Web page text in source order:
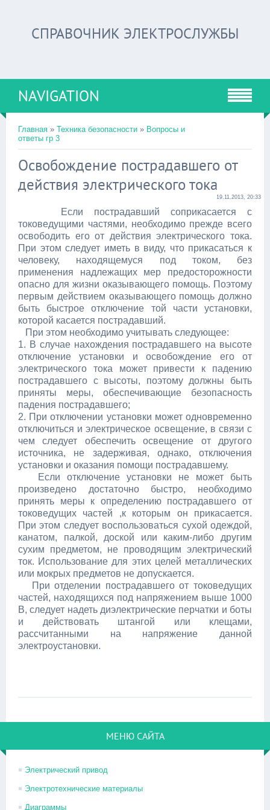
СПРАВОЧНИК ЭЛЕКТРОСЛУЖБЫ
NAVIGATION
Главная » Техника безопасности » Вопросы и
ответы гр 3
Освобождение пострадавшего от
действия электрического тока
19.11.2013, 20:33
Если пострадавший соприкасается с
токоведущими частями, необходимо прежде всего
освободить его от действия электрического тока.
При этом следует иметь в виду, что прикасаться к
человеку, находящемуся под током, без
применения надлежащих мер предосторожности
опасно для жизни оказывающего помощь. Поэтому
первым действием оказывающего помощь должно
быть быстрое отключение той части установки,
которой касается пострадавший.
При этом необходимо учитывать следующее:
1. В случае нахождения пострадавшего на высоте
отключение установки и освобождение его от
электрического тока может привести к падению
пострадавшего с высоты, поэтому должны быть
приняты меры, обеспечивающие безопасность
падения пострадавшего;
2. При отключении установки может одновременно
отключиться и электрическое освещение, в связи с
чем следует обеспечить освещение от другого
источника, не задерживая, однако, отключения
установки и оказания помощи пострадавшему.
Если отключение установки не может быть
произведено достаточно быстро, необходимо
принять меры к определению пострадавшего от
токоведущих частей ,к которым он прикасается.
При этом следует воспользоваться сухой одеждой,
канатом, палкой, доской или каким-либо другим
сухим предметом, не проводящим электрический
ток. Использование для этих целей металлических
или мокрых предметов не допускается.
При отделении пострадавшего от токоведущих
частей, находящихся под напряжением выше 1000
В, следует надеть диэлектрические перчатки и боты
и действовать штангой или клещами,
рассчитанными на напряжение данной
электроустановки.
МЕНЮ САЙТА
Электрический привод
Электротехнические материалы
Диаграммы